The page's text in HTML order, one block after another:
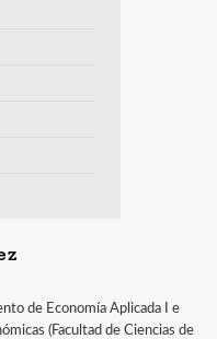
de Economía Aplicada I e
(Facultad de Ciencias de